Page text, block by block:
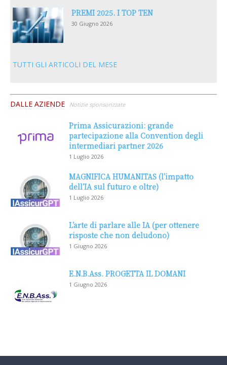
PREMI 2025. I TOP TEN
30 Giugno 2026
TUTTI GLI ARTICOLI DEL MESE
DALLE AZIENDE Notizie sponsorizzate
Prima Assicurazioni: grande
partecipazione alla Convention degli
intermediari partner 2026
1 Luglio 2026
MAGNIFICA HUMANITAS (l’impatto
dell’IA sul futuro e oltre)
1 Luglio 2026
L’arte di parlare alle IA (per ottenere
risposte che non deludono)
1 Giugno 2026
E.N.B.Ass. PROGETTA IL DOMANI
1 Giugno 2026